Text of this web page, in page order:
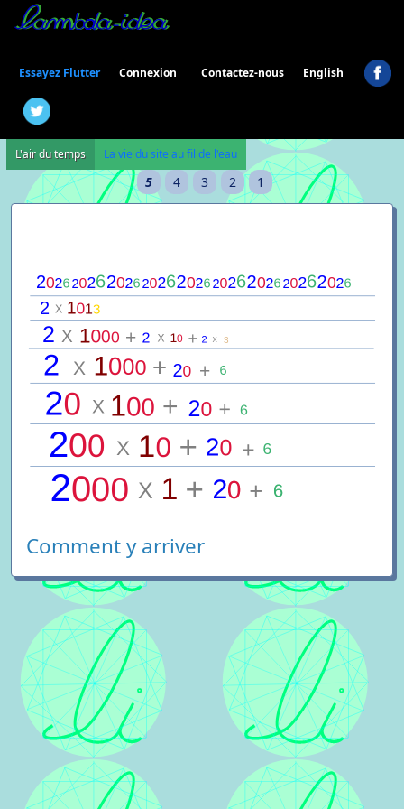
Essayez Flutter Connexion Contactez-nous English
L'air du temps La vie du site au fil de l'eau
5 4 3 2 1
Comment y arriver